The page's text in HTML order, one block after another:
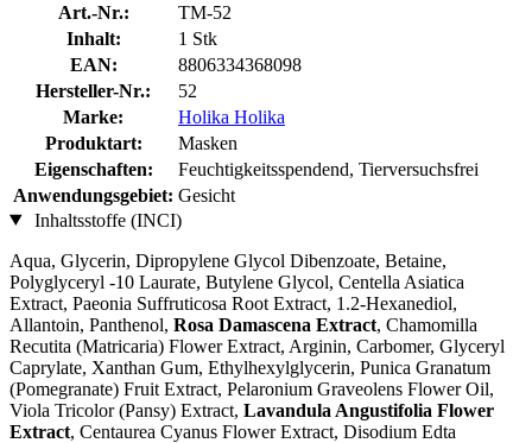
Art.-Nr.:
TM-52
Inhalt:
1 Stk
EAN:
8806334368098
Hersteller-Nr.:
52
Marke:
Holika Holika
Produktart:
Masken
Eigenschaften:
Feuchtigkeitsspendend, Tierversuchsfrei
Anwendungsgebiet: Gesicht
Inhaltsstoffe (INCI)
Aqua, Glycerin, Dipropylene Glycol Dibenzoate, Betaine,
Polyglyceryl -10 Laurate, Butylene Glycol, Centella Asiatica
Extract, Paeonia Suffruticosa Root Extract, 1.2-Hexanediol,
Allantoin, Panthenol, Rosa Damascena Extract, Chamomilla
Recutita (Matricaria) Flower Extract, Arginin, Carbomer, Glyceryl
Caprylate, Xanthan Gum, Ethylhexylglycerin, Punica Granatum
(Pomegranate) Fruit Extract, Pelaronium Graveolens Flower Oil,
Viola Tricolor (Pansy) Extract, Lavandula Angustifolia Flower
Extract, Centaurea Cyanus Flower Extract, Disodium Edta